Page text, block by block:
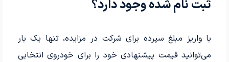
ثبت نام شده وجود دارد؟
با واریز مبلغ سپرده برای شرکت در مزایده، تنها یک بار
می‌توانید قیمت پیشنهادی خود را برای خودروی انتخابی